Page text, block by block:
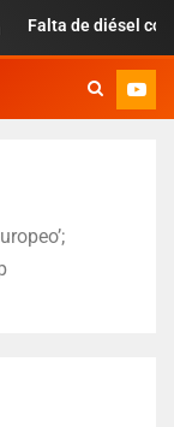
de diésel complica